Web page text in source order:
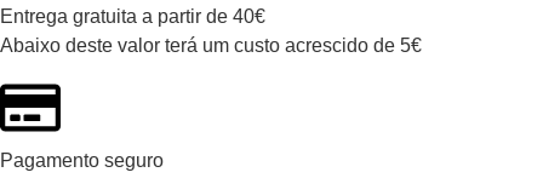
Entrega gratuita a partir de 40€
Abaixo deste valor terá um custo acrescido de 5€
Pagamento seguro